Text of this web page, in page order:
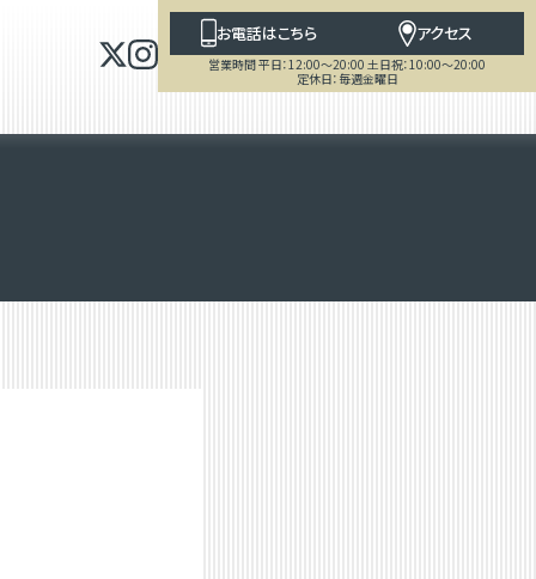
お電話はこちら アクセス
営業時間 平日：12:00～20:00 土日祝：10:00～20:00
定休日：毎週金曜日